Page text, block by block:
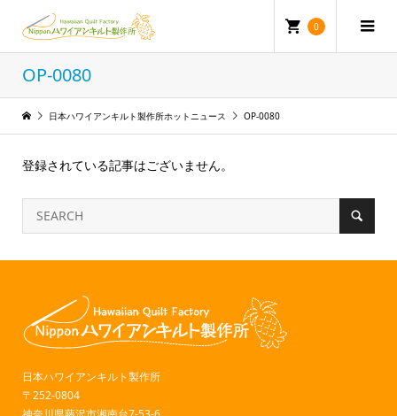
0
OP-0080
日本ハワイアンキルト製作所ホットニュース OP-0080
登録されている記事はございません。
日本ハワイアンキルト製作所
〒252-0804